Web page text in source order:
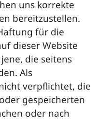
uns korrekte
bereitzustellen.
für die
dieser Website
die seitens
Als
verpflichtet, die
gespeicherten
oder nach